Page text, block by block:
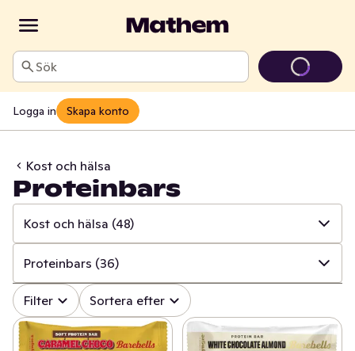
Sök
Logga in Skapa konto
Kost och hälsa
Proteinbars
Kost och hälsa (48)
✓ Alla (844)
✓ Mun och tänder (107)
✓ Sår, bett och stick (17)
Proteinbars (36)
✓ Alla (48)
✓ Proteinbars
Filter Sortera efter